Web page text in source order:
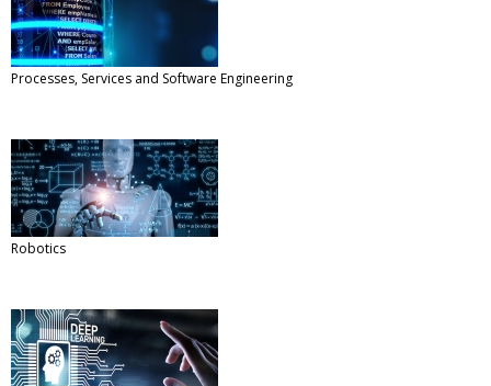
Processes, Services and Software Engineering
Robotics